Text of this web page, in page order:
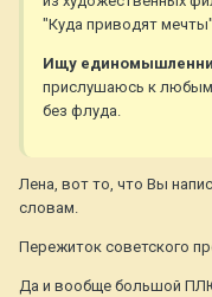
"Куда приводят
Ищу
прислушаюсь к
без флуда.
Лена, вот то, что Вы
словам.
Пережиток советского
Да и вообще большой